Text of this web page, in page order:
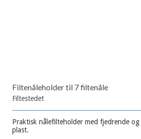
Filtenåleholder til 7 filtenåle
Filtestedet
Praktisk nålefilteholder med fjedrende og
plast.